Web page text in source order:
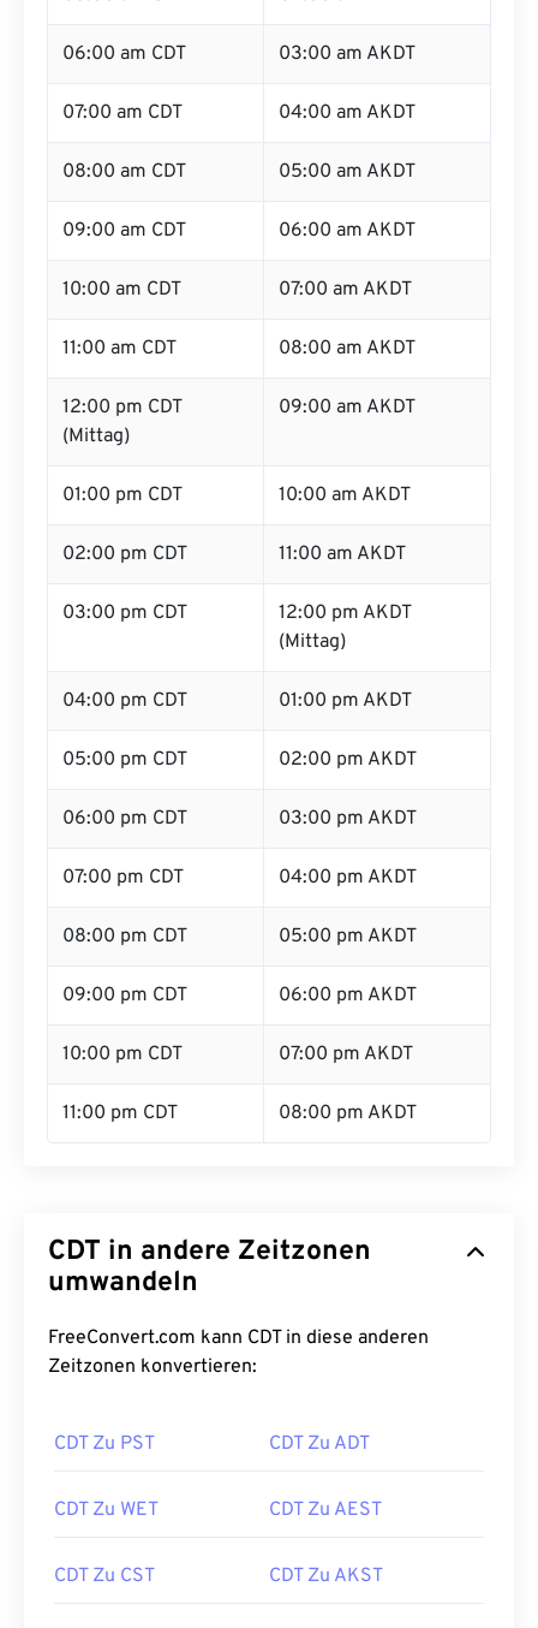
06:00 am CDT 03:00 am AKDT
07:00 am CDT 04:00 am AKDT
08:00 am CDT 05:00 am AKDT
09:00 am CDT 06:00 am AKDT
10:00 am CDT 07:00 am AKDT
11:00 am CDT 08:00 am AKDT
12:00 pm CDT
(Mittag)
09:00 am AKDT
01:00 pm CDT 10:00 am AKDT
02:00 pm CDT 11:00 am AKDT
03:00 pm CDT
12:00 pm AKDT
(Mittag)
04:00 pm CDT 01:00 pm AKDT
05:00 pm CDT 02:00 pm AKDT
06:00 pm CDT 03:00 pm AKDT
07:00 pm CDT 04:00 pm AKDT
08:00 pm CDT 05:00 pm AKDT
09:00 pm CDT 06:00 pm AKDT
10:00 pm CDT 07:00 pm AKDT
11:00 pm CDT 08:00 pm AKDT
CDT in andere Zeitzonen
umwandeln
FreeConvert.com kann CDT in diese anderen
Zeitzonen konvertieren:
CDT Zu PST CDT Zu ADT
CDT Zu WET CDT Zu AEST
CDT Zu CST CDT Zu AKST